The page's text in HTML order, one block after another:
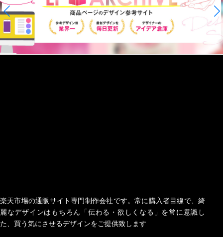
楽天市場の通販サイト専門制作会社です。常に購入者目線で、綺
麗なデザインはもちろん「伝わる・欲しくなる」を常に意識し
た、買う気にさせるデザインをご提供致します